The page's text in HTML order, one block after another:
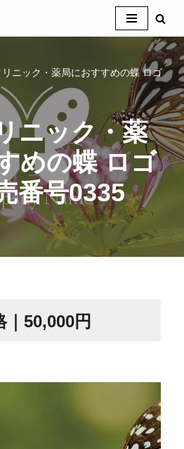
ニック・薬局におすすめの蝶 ロゴ
ニック・薬
めの蝶 ロゴ
番号0335
｜50,000円